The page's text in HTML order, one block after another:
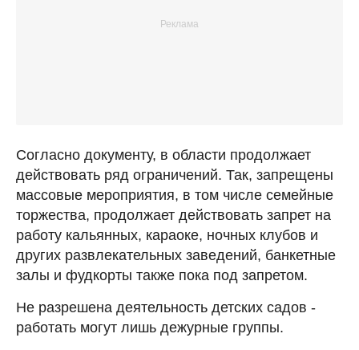
Согласно документу, в области продолжает
действовать ряд ограничений. Так, запрещены
массовые мероприятия, в том числе семейные
торжества, продолжает действовать запрет на
работу кальянных, караоке, ночных клубов и
других развлекательных заведений, банкетные
залы и фудкорты также пока под запретом.
Не разрешена деятельность детских садов -
работать могут лишь дежурные группы.